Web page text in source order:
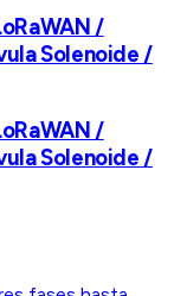
/
Solenoide /
/
Solenoide /